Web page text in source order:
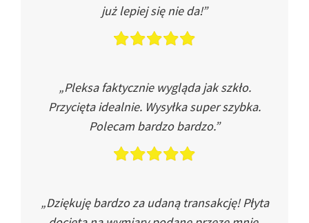
już lepiej się nie da!”
„Pleksa faktycznie wygląda jak szkło.
Przycięta idealnie. Wysyłka super szybka.
Polecam bardzo bardzo.”
„Dziękuję bardzo za udaną transakcję! Płyta